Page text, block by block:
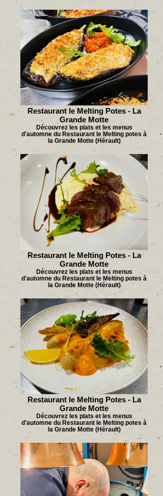
Restaurant le Melting Potes - La
Grande Motte
Découvrez les plats et les menus
d'automne du Restaurant le Melting potes à
la Grande Motte (Hérault)
Restaurant le Melting Potes - La
Grande Motte
Découvrez les plats et les menus
d'automne du Restaurant le Melting potes à
la Grande Motte (Hérault)
Restaurant le Melting Potes - La
Grande Motte
Découvrez les plats et les menus
d'automne du Restaurant le Melting potes à
la Grande Motte (Hérault)